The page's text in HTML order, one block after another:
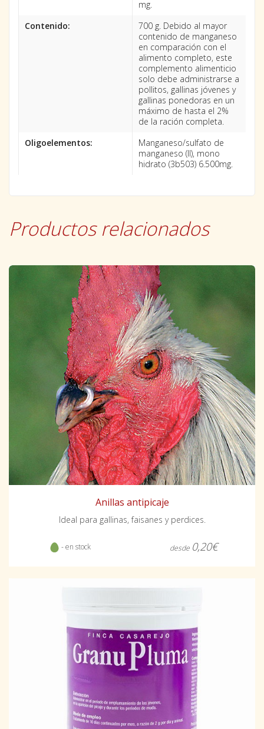
mg.
Contenido:
700 g. Debido al mayor
contenido de manganeso
en comparación con el
alimento completo, este
complemento alimenticio
solo debe administrarse a
pollitos, gallinas jóvenes y
gallinas ponedoras en un
máximo de hasta el 2%
de la ración completa.
Oligoelementos:
Manganeso/sulfato de
manganeso (II), mono
hidrato (3b503) 6.500mg.
Productos relacionados
Anillas antipicaje
Ideal para gallinas, faisanes y perdices.
- en stock desde 0,20€